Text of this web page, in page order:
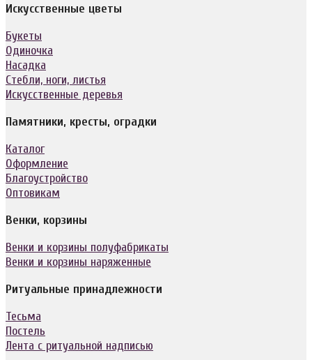
Искусственные цветы
Букеты
Одиночка
Насадка
Стебли, ноги, листья
Искусственные деревья
Памятники, кресты, оградки
Каталог
Оформление
Благоустройство
Оптовикам
Венки, корзины
Венки и корзины полуфабрикаты
Венки и корзины наряженные
Ритуальные принадлежности
Тесьма
Постель
Лента с ритуальной надписью